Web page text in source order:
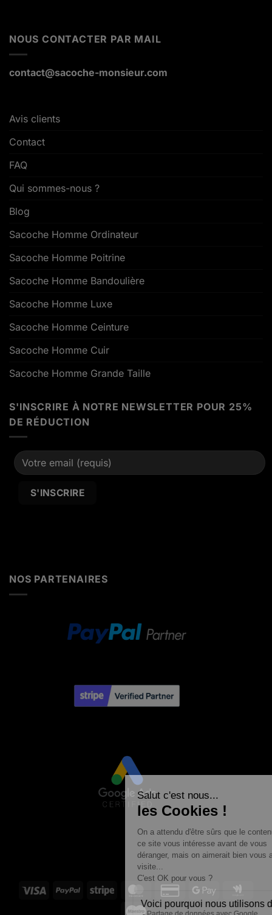
NOUS CONTACTER PAR MAIL
contact@sacoche-monsieur.com
Avis clients
Contact
FAQ
Qui sommes-nous ?
Blog
Sacoche Homme Ordinateur
Sacoche Homme Poitrine
Sacoche Homme Bandoulière
Sacoche Homme Luxe
Sacoche Homme Ceinture
Sacoche Homme Cuir
Sacoche Homme Grande Taille
S'INSCRIRE À NOTRE NEWSLETTER POUR 25%
DE RÉDUCTION
NOS PARTENAIRES
Visa PayPal Stripe MasterCardCredit
Card
Google
Pay
Maestro